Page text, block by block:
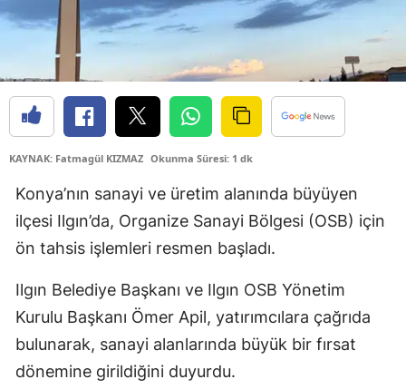
Çorum
Denizli
Diyarbakır
Edirne
Erzincan
Erzurum
Eskişehir
Gaziantep
KAYNAK: Fatmagül KIZMAZ Okunma Süresi: 1 dk
Konya’nın sanayi ve üretim alanında büyüyen
ilçesi Ilgın’da, Organize Sanayi Bölgesi (OSB) için
ön tahsis işlemleri resmen başladı.
Ilgın Belediye Başkanı ve Ilgın OSB Yönetim
Kurulu Başkanı Ömer Apil, yatırımcılara çağrıda
bulunarak, sanayi alanlarında büyük bir fırsat
dönemine girildiğini duyurdu.